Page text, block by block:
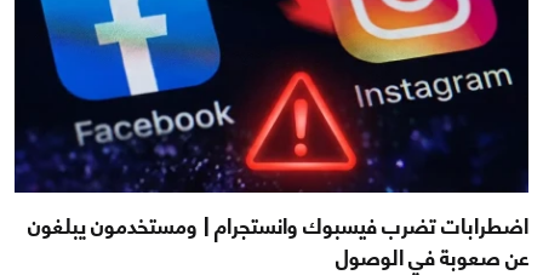
اضطرابات تضرب فيسبوك وانستجرام | ومستخدمون يبلغون
عن صعوبة في الوصول